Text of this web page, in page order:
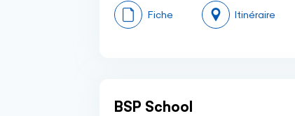
Fiche Itinéraire
BSP School